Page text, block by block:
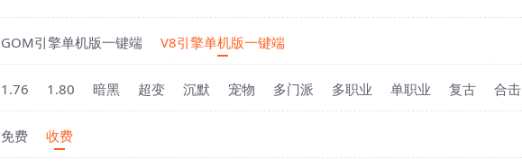
GOM引擎单机版一键端 V8引擎单机版一键端
1.76 1.80 暗黑 超变 沉默 宠物 多门派 多职业 单职业 复古 合击
免费 收费